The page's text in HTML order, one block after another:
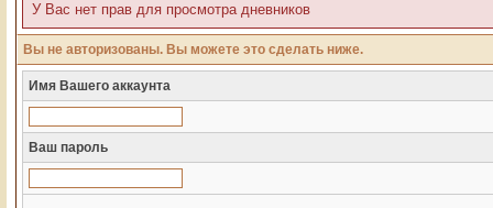
У Вас нет прав для просмотра дневников
Вы не авторизованы. Вы можете это сделать ниже.
Имя Вашего аккаунта
Ваш пароль